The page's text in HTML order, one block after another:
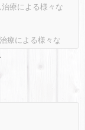
治療による様々な
療による様々な